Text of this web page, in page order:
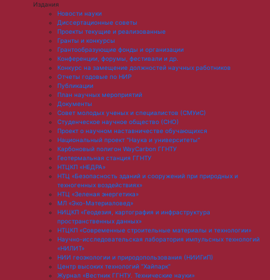
Издания
Новости науки
Диссертационные советы
Проекты текущие и реализованные
Гранты и конкурсы
Грантообразующие фонды и организации
Конференции, форумы, фестивали и др.
Конкурс на замещение должностей научных работников
Отчеты годовые по НИР
Публикации
План научныx мероприятий
Документы
Совет молодых ученых и специалистов (СМУиС)
Студенческое научное общество (СНО)
Проект о научном наставничестве обучающихся
Национальный проект "Наука и университеты"
Карбоновый полигон WayCarbon ГГНТУ
Геотермальная станция ГГНТУ
НТЦКП «НЕДРА»
НТЦ «Безопасность зданий и сооружений при природных и
техногенных воздействиях»
НТЦ «Зеленая энергетика»
МЛ «Эко-Материаловед»
НИЦКП «Геодезия, картография и инфраструктура
пространственных данных»
НТЦКП «Современные строительные материалы и технологии»
Научно-исследовательская лаборатория импульсных технологий
«НИЛИТ»
НИИ геоэкологии и природопользования (НИИГиП)
Центр высоких технологий "Хайпарк"
Журнал «Вестник ГГНТУ. Технические науки»